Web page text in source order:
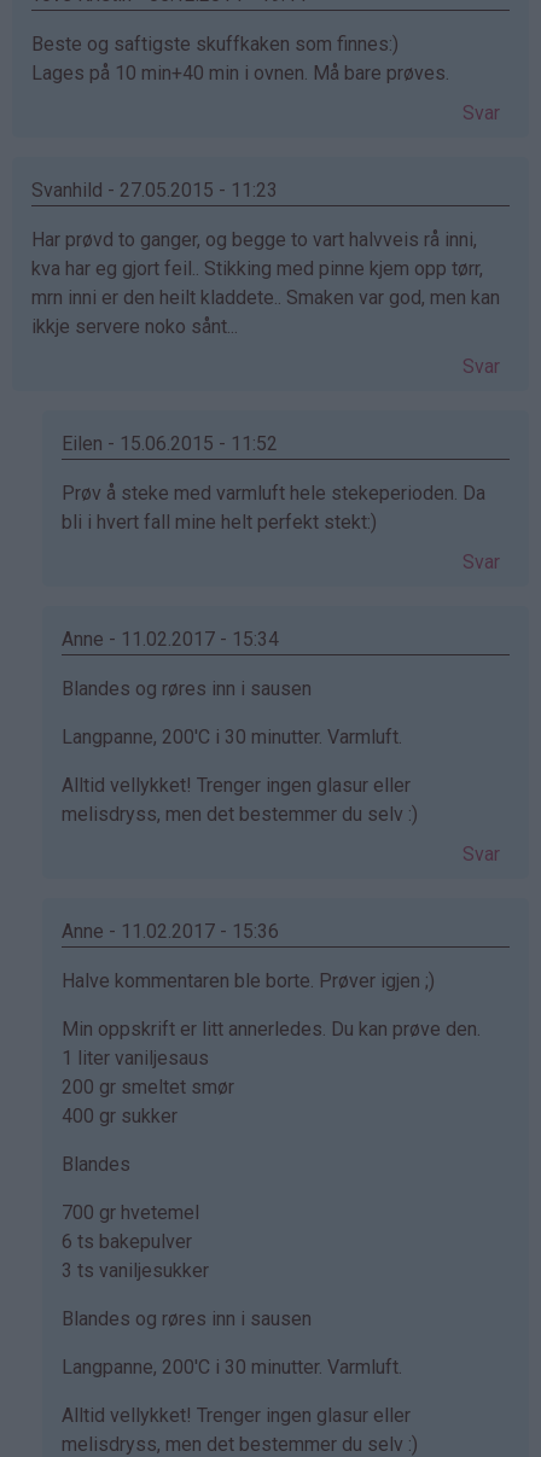
Beste og saftigste skuffkaken som finnes:)
Lages på 10 min+40 min i ovnen. Må bare prøves.
Svar
Svanhild - 27.05.2015 - 11:23
Har prøvd to ganger, og begge to vart halvveis rå inni,
kva har eg gjort feil.. Stikking med pinne kjem opp tørr,
mrn inni er den heilt kladdete.. Smaken var god, men kan
ikkje servere noko sånt...
Svar
Eilen - 15.06.2015 - 11:52
Som
svar
(ikke
Prøv å steke med varmluft hele stekeperioden. Da
bli i hvert fall mine helt perfekt stekt:)
Svar
Anne - 11.02.2017 - 15:34
Som
på
av
Svanhild
Blandes og røres inn i sausen
Langpanne, 200'C i 30 minutter. Varmluft.
Alltid vellykket! Trenger ingen glasur eller
melisdryss, men det bestemmer du selv :)
Svar
Anne - 11.02.2017 - 15:36
Som
på
av
Svanhild
(ikke
bekreftet)
Halve kommentaren ble borte. Prøver igjen ;)
Min oppskrift er litt annerledes. Du kan prøve den.
1 liter vaniljesaus
200 gr smeltet smør
400 gr sukker
Blandes
700 gr hvetemel
6 ts bakepulver
3 ts vaniljesukker
Blandes og røres inn i sausen
Langpanne, 200'C i 30 minutter. Varmluft.
Alltid vellykket! Trenger ingen glasur eller
melisdryss, men det bestemmer du selv :)